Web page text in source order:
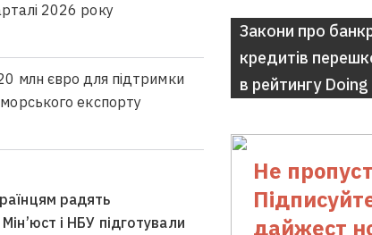
2026 року
млн євро для підтримки
експорту
радять
і НБУ підготували
Закони про
кредитів
в рейтингу
Не
дайжест